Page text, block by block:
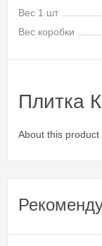
Вес 1 шт
Вес коробки
Плитка
About this